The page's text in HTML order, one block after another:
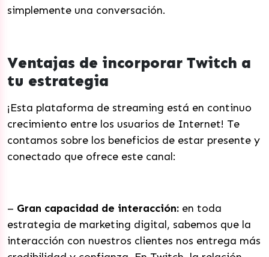
simplemente una conversación.
Ventajas de incorporar Twitch a
tu estrategia
¡Esta plataforma de streaming está en continuo
crecimiento entre los usuarios de Internet! Te
contamos sobre los beneficios de estar presente y
conectado que ofrece este canal:
– Gran capacidad de interacción: en toda
estrategia de marketing digital, sabemos que la
interacción con nuestros clientes nos entrega más